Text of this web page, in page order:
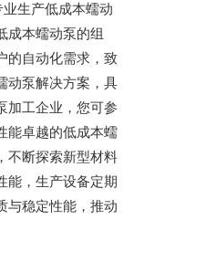
生产低成本蠕动
成本蠕动泵的组
的自动化需求，致
动泵解决方案，具
加工企业，您可参
能卓越的低成本蠕
不断探索新型材料
能，生产设备定期
与稳定性能，推动